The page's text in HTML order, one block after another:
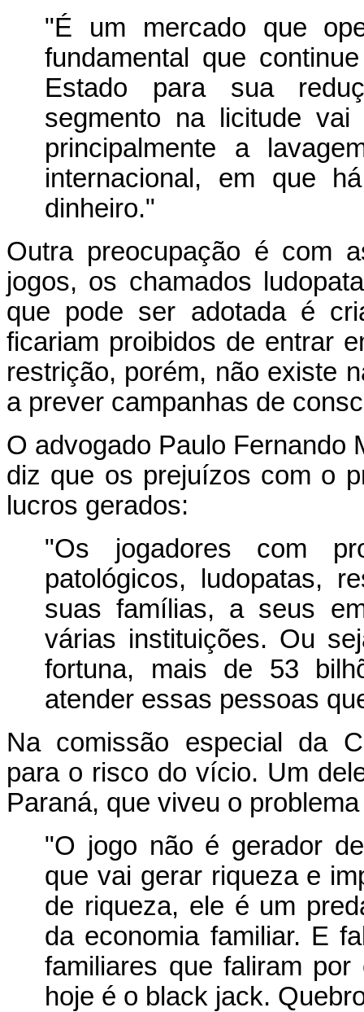
"É um mercado que
fundamental que
Estado para sua
segmento na licitude
principalmente a
internacional, em que
dinheiro."
Outra preocupação é com
jogos, os chamados
que pode ser adotada é
ficariam proibidos de entrar
restrição, porém, não existe
a prever campanhas de
O advogado Paulo Fernando
diz que os prejuízos com o
lucros gerados:
"Os jogadores com
patológicos, ludopatas,
suas famílias, a seus
várias instituições. Ou
fortuna, mais de 53
atender essas pessoas
Na comissão especial da
para o risco do vício. Um
Paraná, que viveu o
"O jogo não é gerador
que vai gerar riqueza e
de riqueza, ele é um
da economia familiar. E
familiares que faliram
hoje é o black jack.